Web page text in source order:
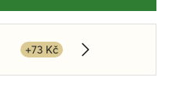
+73 Kč
Dowiedz się